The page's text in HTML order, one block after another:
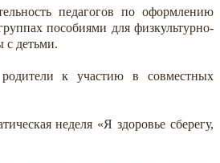
педагогов по оформлению
пособиями для физкультурно-
с детьми.
к участию в совместных
неделя «Я здоровье сберегу,